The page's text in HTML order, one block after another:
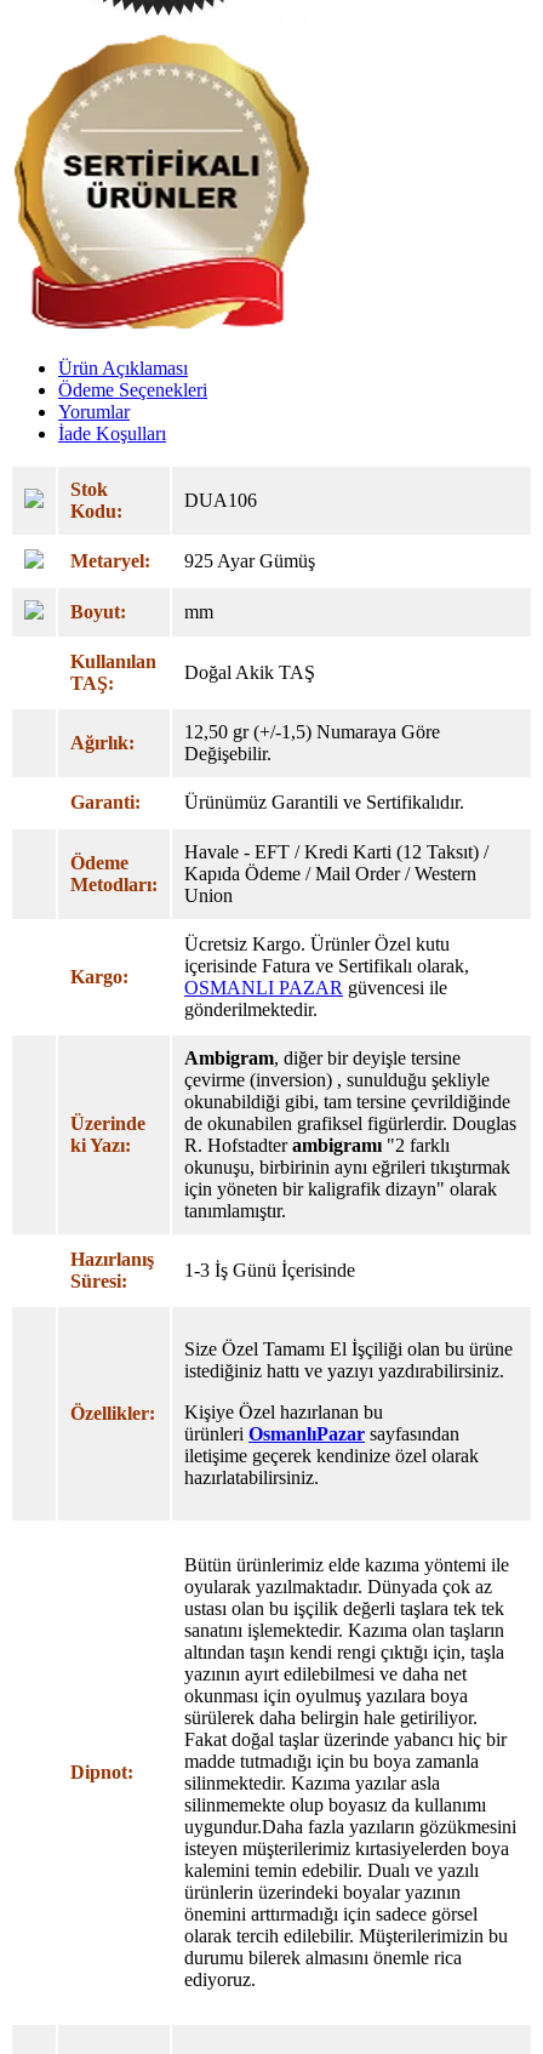
Ürün Açıklaması
Ödeme Seçenekleri
Yorumlar
İade Koşulları
Stok
Kodu:
DUA106
Metaryel: 925 Ayar Gümüş
Boyut: mm
Kullanılan
TAŞ:
Doğal Akik TAŞ
Ağırlık:
12,50 gr (+/-1,5) Numaraya Göre
Değişebilir.
Garanti: Ürünümüz Garantili ve Sertifikalıdır.
Ödeme
Metodları:
Havale - EFT / Kredi Karti (12 Taksıt) /
Kapıda Ödeme / Mail Order / Western
Union
Kargo:
Ücretsiz Kargo. Ürünler Özel kutu
içerisinde Fatura ve Sertifikalı olarak,
OSMANLI PAZAR güvencesi ile
gönderilmektedir.
Üzerinde
ki Yazı:
Ambigram, diğer bir deyişle tersine
çevirme (inversion) , sunulduğu şekliyle
okunabildiği gibi, tam tersine çevrildiğinde
de okunabilen grafiksel figürlerdir. Douglas
R. Hofstadterambigramı "2 farklı
okunuşu, birbirinin aynı eğrileri tıkıştırmak
için yöneten bir kaligrafik dizayn" olarak
tanımlamıştır.
Hazırlanış
Süresi:
1-3 İş Günü İçerisinde
Özellikler:
Size Özel Tamamı El İşçiliği olan bu ürüne
istediğiniz hattı ve yazıyı yazdırabilirsiniz.
Kişiye Özel hazırlanan bu
ürünleri OsmanlıPazar sayfasından
iletişime geçerek kendinize özel olarak
hazırlatabilirsiniz.
Dipnot:
Bütün ürünlerimiz elde kazıma yöntemi ile
oyularak yazılmaktadır. Dünyada çok az
ustası olan bu işçilik değerli taşlara tek tek
sanatını işlemektedir. Kazıma olan taşların
altından taşın kendi rengi çıktığı için, taşla
yazının ayırt edilebilmesi ve daha net
okunması için oyulmuş yazılara boya
sürülerek daha belirgin hale getiriliyor.
Fakat doğal taşlar üzerinde yabancı hiç bir
madde tutmadığı için bu boya zamanla
silinmektedir. Kazıma yazılar asla
silinmemekte olup boyasız da kullanımı
uygundur.Daha fazla yazıların gözükmesini
isteyen müşterilerimiz kırtasiyelerden boya
kalemini temin edebilir. Dualı ve yazılı
ürünlerin üzerindeki boyalar yazının
önemini arttırmadığı için sadece görsel
olarak tercih edilebilir. Müşterilerimizin bu
durumu bilerek almasını önemle rica
ediyoruz.